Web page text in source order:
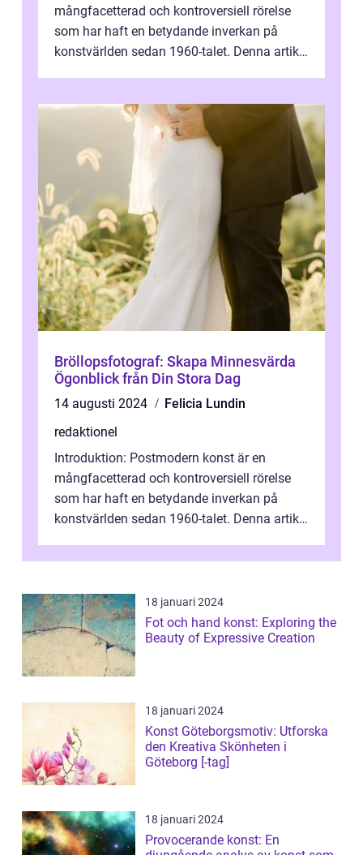
mångfacetterad och kontroversiell rörelse
som har haft en betydande inverkan på
konstvärlden sedan 1960-talet. Denna artikel
Bröllopsfotograf: Skapa Minnesvärda
Ögonblick från Din Stora Dag
14 augusti 2024
Felicia Lundin
redaktionel
Introduktion: Postmodern konst är en
mångfacetterad och kontroversiell rörelse
som har haft en betydande inverkan på
konstvärlden sedan 1960-talet. Denna artikel
18 januari 2024
Fot och hand konst: Exploring the
Beauty of Expressive Creation
18 januari 2024
Konst Göteborgsmotiv: Utforska
den Kreativa Skönheten i
Göteborg [-tag]
18 januari 2024
Provocerande konst: En